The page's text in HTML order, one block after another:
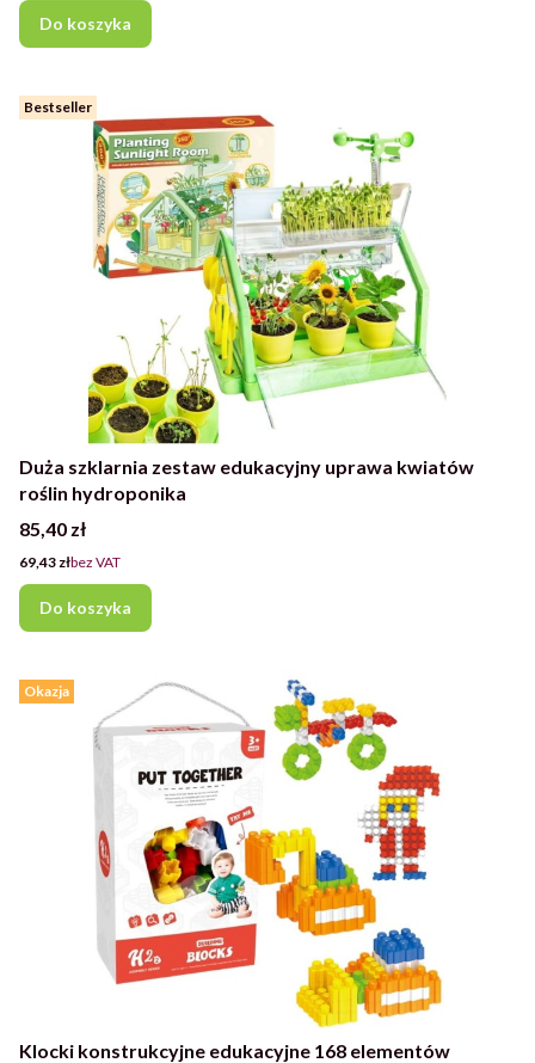
Do koszyka
Bestseller
Duża szklarnia zestaw edukacyjny uprawa kwiatów
roślin hydroponika
Cena
85,40 zł
Cena
69,43 złbez VAT
Do koszyka
Okazja
Klocki konstrukcyjne edukacyjne 168 elementów